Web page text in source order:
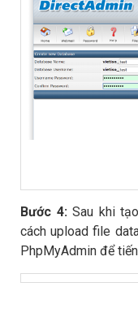
Bước 4:Sau khi
cách upload file
PhpMyAdmin để